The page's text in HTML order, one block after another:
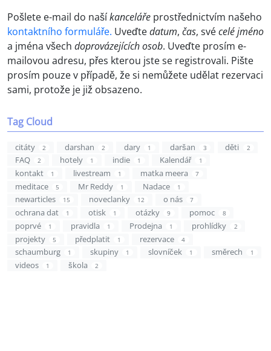
Pošlete e-mail do našíkanceláře prostřednictvím našeho
kontaktního formuláře. Uveďtedatum, čas, svécelé jméno
a jména všech doprovázejících osob. Uveďte prosím e-
mailovou adresu, přes kterou jste se registrovali. Pište
prosím pouze v případě, že si nemůžete udělat rezervaci
sami, protože je již obsazeno.
Tag Cloud
citáty 2 darshan 2 dary 1 daršan 3 děti 2
FAQ 2 hotely 1 indie 1 Kalendář 1
kontakt 1 livestream 1 matka meera 7
meditace 5 Mr Reddy 1 Nadace 1
newarticles 15 noveclanky 12 o nás 7
ochrana dat 1 otisk 1 otázky 9 pomoc 8
poprvé 1 pravidla 1 Prodejna 1 prohlídky 2
projekty 5 předplatit 1 rezervace 4
schaumburg 1 skupiny 1 slovníček 1 směrech 1
videos 1 škola 2